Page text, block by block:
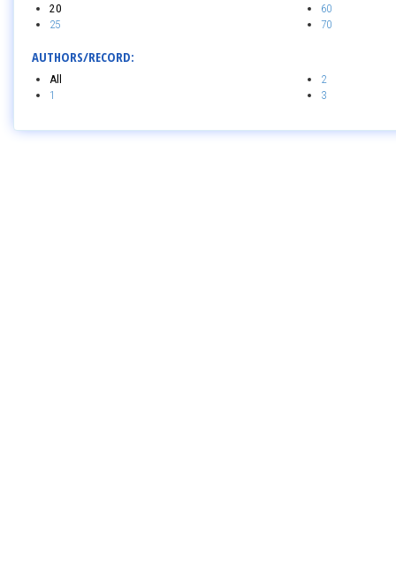
20
25
60
70
AUTHORS/RECORD:
All
1
2
3